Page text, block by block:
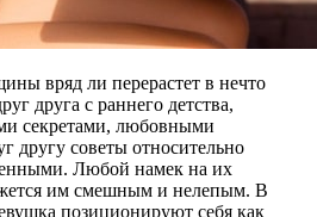
вряд ли перерастет в нечто
друга с раннего детства,
секретами, любовными
другу советы относительно
Любой намек на их
им смешным и нелепым. В
позиционируют себя как